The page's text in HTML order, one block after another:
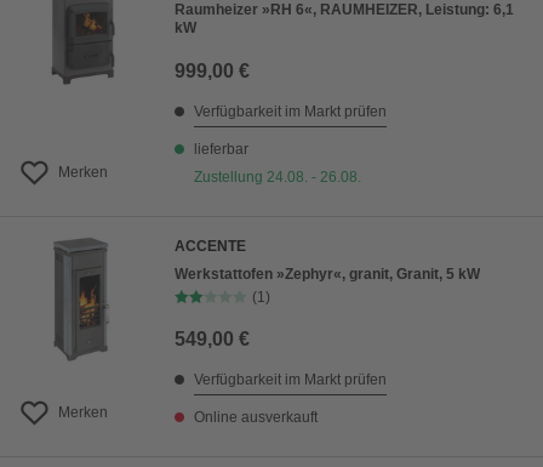
Merken
Raumheizer »RH 6«, RAUMHEIZER, Leistung: 6,1
kW
999,00 €
Verfügbarkeit im Markt prüfen
lieferbar
Zustellung 24.08. - 26.08.
Merken
ACCENTE
Werkstattofen »Zephyr«, granit, Granit, 5 kW
(1)
549,00 €
Verfügbarkeit im Markt prüfen
Online ausverkauft